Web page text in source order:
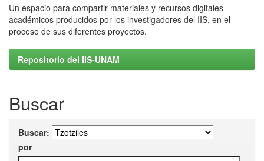
Un espacio para compartir materiales y recursos digitales
académicos producidos por los investigadores del IIS, en el
proceso de sus diferentes proyectos.
Repositorio del IIS-UNAM
Buscar
Buscar:
por